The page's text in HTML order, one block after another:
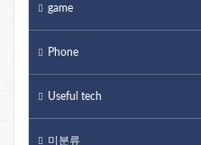
game
Phone
Useful tech
미분류